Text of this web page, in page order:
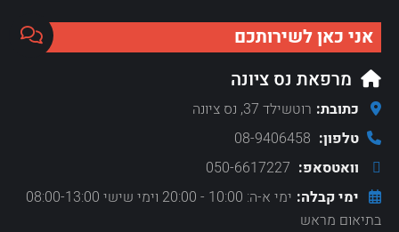
אני כאן לשירותכם
מרפאת נס ציונה
כתובת: רוטשילד 37, נס ציונה
טלפון:
וואטסאפ:
ימי קבלה:
ימי א-ה: 10:00 - 20:00 וימי שישי 08:00-13:00
בתיאום מראש